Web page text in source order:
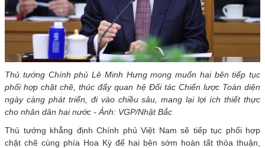
Thủ tướng Chính phủ Lê Minh Hưng mong muốn hai bên tiếp tục
phối hợp chặt chẽ, thúc đẩy quan hệ Đối tác Chiến lược Toàn diện
ngày càng phát triển, đi vào chiều sâu, mang lại lợi ích thiết thực
cho nhân dân hai nước - Ảnh: VGP/Nhật Bắc
Thủ tướng khẳng định Chính phủ Việt Nam sẽ tiếp tục phối hợp
chặt chẽ cùng phía Hoa Kỳ để hai bên sớm hoàn tất thỏa thuận,